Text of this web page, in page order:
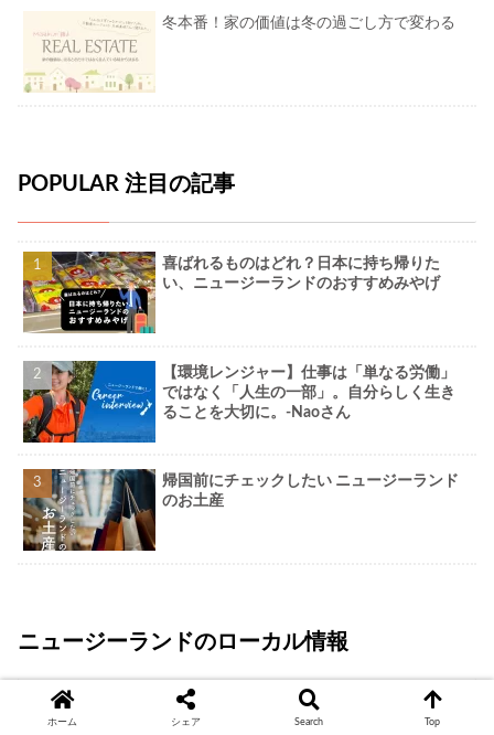
冬本番！家の価値は冬の過ごし方で変わる
POPULAR 注目の記事
喜ばれるものはどれ？日本に持ち帰りた
い、ニュージーランドのおすすめみやげ
【環境レンジャー】仕事は「単なる労働」
ではなく「人生の一部」。自分らしく生き
ることを大切に。-Naoさん
帰国前にチェックしたい ニュージーランド
のお土産
ニュージーランドのローカル情報
ホーム シェア Search Top